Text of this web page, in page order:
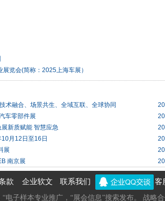
览会(简称：2025上海车展）
术融合、场景共生、全域互联、全球协同
车零部件展
新质赋能 智慧应急
月12日至16日
展
南京展
款 企业软文 联系我们 客
“电子样本专业推广，“展会信息”搜索发布。 战略合